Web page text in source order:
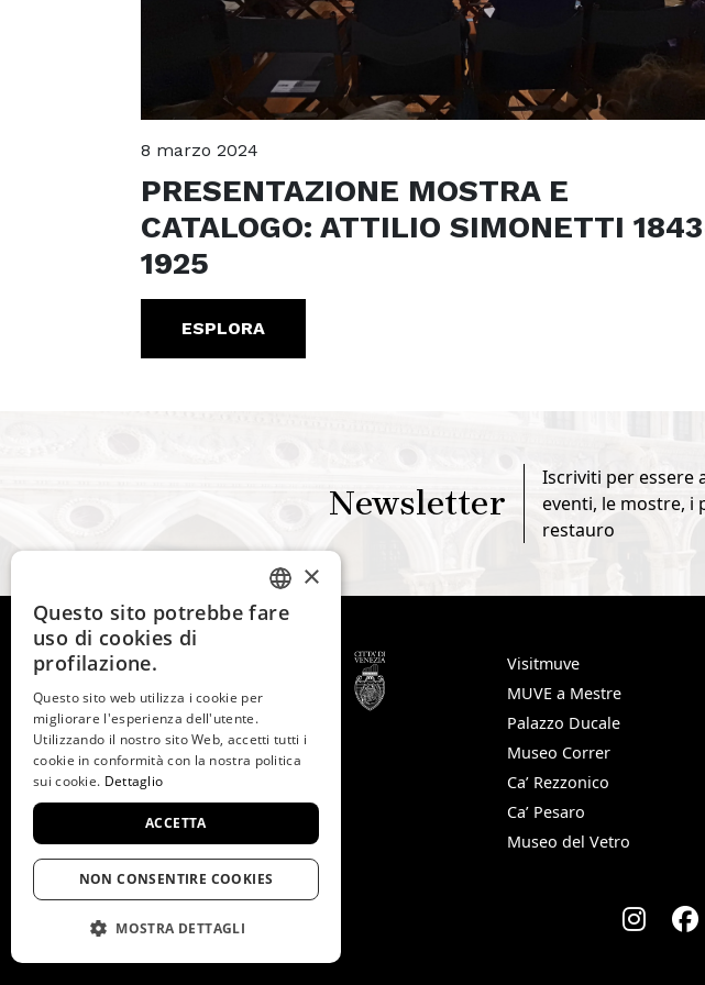
8 marzo 2024
PRESENTAZIONE MOSTRA E
CATALOGO: ATTILIO SIMONETTI
1925
ESPLORA
Newsletter
Iscriviti per essere
eventi, le mostre, i
restauro
© 2026 -Fondazione
Musei Civici di Venezia
C.F. e P.IVA 03842230272
Visitmuve
MUVE a Mestre
Palazzo Ducale
Museo Correr
Ca’ Rezzonico
Ca’ Pesaro
Museo del Vetro
ITALIAN
GERMAN
FRENCH
×
Questo sito potrebbe fare
uso di cookies di
profilazione.
Questo sito web utilizza i cookie per
migliorare l'esperienza dell'utente.
Utilizzando il nostro sito Web, accetti tutti i
cookie in conformità con la nostra politica
sui cookie. Dettaglio
ACCETTA
NON CONSENTIRE COOKIES
MOSTRA DETTAGLI